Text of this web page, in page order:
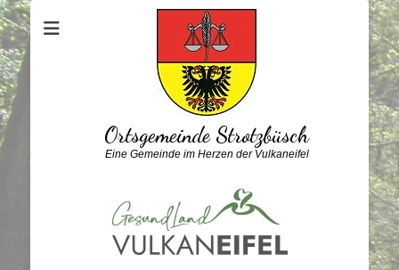
Ortsgemeinde Strotzbüsch
Eine Gemeinde im Herzen der Vulkaneifel